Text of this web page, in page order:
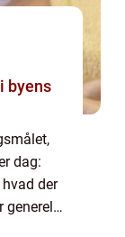
byens
dag:
der
generelt